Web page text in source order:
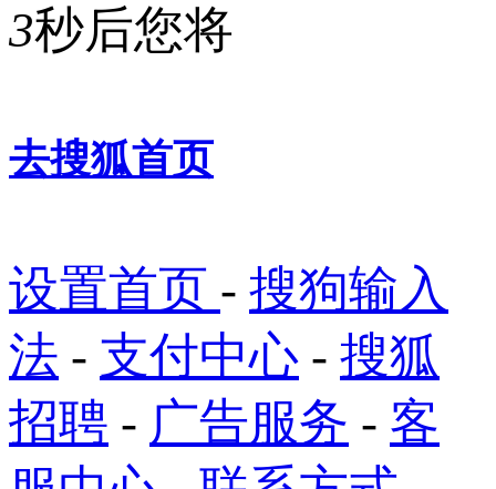
3秒后您将
去搜狐首页
设置首页 - 搜狗输入
法 - 支付中心 - 搜狐
招聘 - 广告服务 - 客